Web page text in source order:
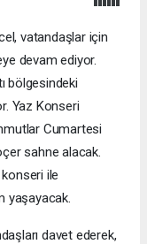
vatandaşlar için
devam ediyor.
bölgesindeki
Yaz Konseri
Cumartesi
sahne alacak.
ile
yaşayacak.
davet ederek,